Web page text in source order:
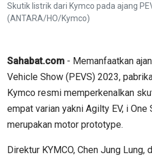
Skutik listrik dari Kymco pada ajang
(ANTARA/HO/Kymco)
Sahabat.com - Memanfaatkan
Vehicle Show (PEVS) 2023,
Kymco resmi memperkenalkan
empat varian yakni Agilty EV, i
merupakan motor prototype.
Direktur KYMCO, Chen Jung Lung,